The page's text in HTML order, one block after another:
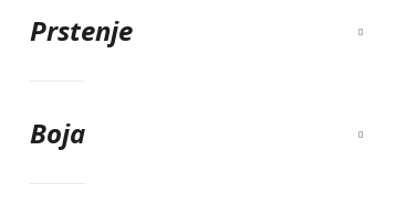
Prstenje
Boja